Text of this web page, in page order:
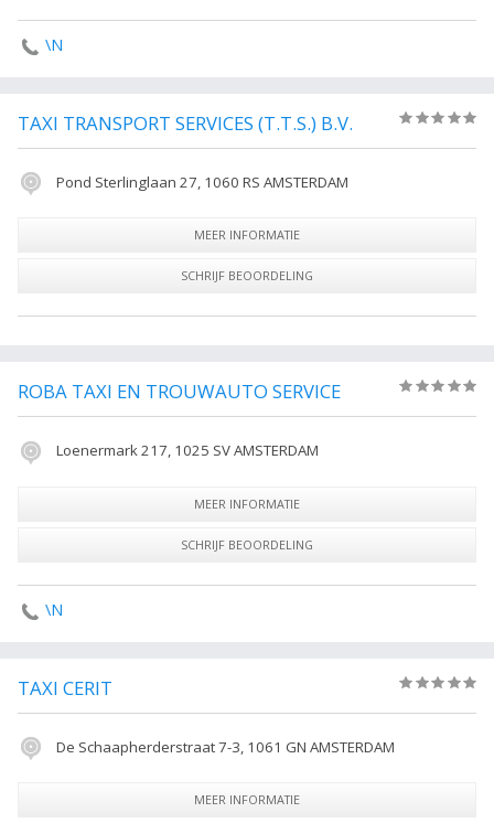
\N
TAXI TRANSPORT SERVICES (T.T.S.) B.V.
Pond Sterlinglaan 27, 1060 RS AMSTERDAM
MEER INFORMATIE
SCHRIJF BEOORDELING
ROBA TAXI EN TROUWAUTO SERVICE
Loenermark 217, 1025 SV AMSTERDAM
MEER INFORMATIE
SCHRIJF BEOORDELING
\N
TAXI CERIT
De Schaapherderstraat 7-3, 1061 GN AMSTERDAM
MEER INFORMATIE